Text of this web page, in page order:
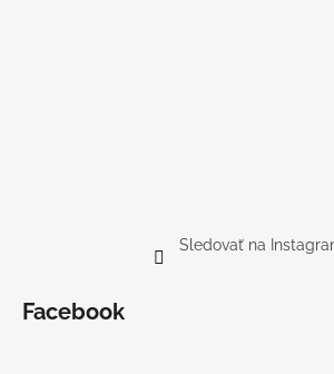
Sledovať na
Facebook